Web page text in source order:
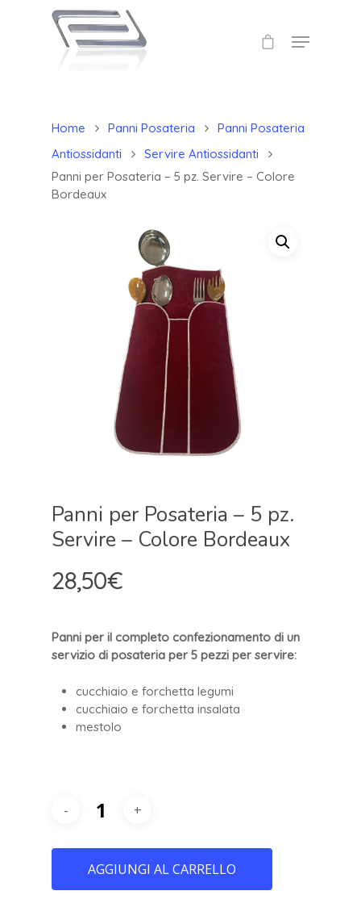
Home Panni Posateria
Panni Posateria
Antiossidanti
Servire Antiossidanti
Panni per Posateria – 5 pz. Servire – Colore
Bordeaux
Panni per Posateria – 5 pz.
Servire – Colore Bordeaux
28,50€
Panni per il completo confezionamento di un
servizio di posateria per 5 pezzi per servire:
cucchiaio e forchetta legumi
cucchiaio e forchetta insalata
mestolo
AGGIUNGI AL CARRELLO